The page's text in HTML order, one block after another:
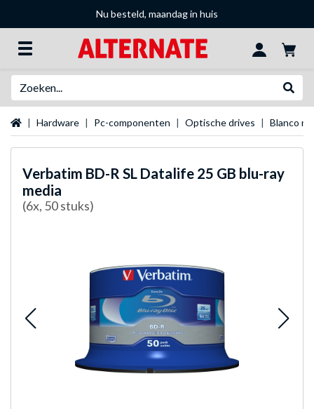
Nu besteld, maandag in huis
Startpagina
Hardware Pc-componenten Optische drives Blanco
Verbatim BD-R SL Datalife 25 GB blu-ray
media
(6x, 50 stuks)